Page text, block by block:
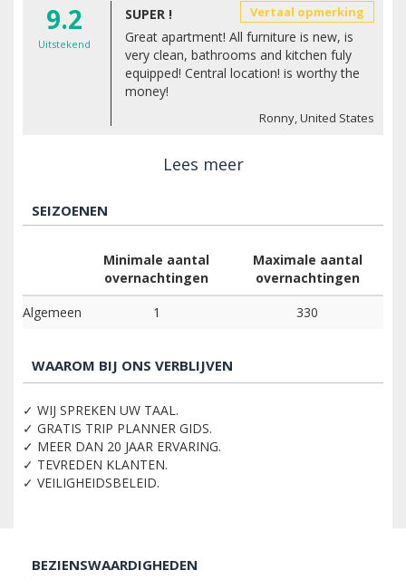
9.2
Uitstekend
SUPER ! Vertaal opmerking
Great apartment! All furniture is new, is
very clean, bathrooms and kitchen fuly
equipped! Central location! is worthy the
money!
Ronny, United States
Lees meer
SEIZOENEN
Minimale aantal
overnachtingen
Maximale aantal
overnachtingen
Algemeen
1 330
WAAROM BIJ ONS VERBLIJVEN
✓ WIJ SPREKEN UW TAAL.
✓ GRATIS TRIP PLANNER GIDS.
✓ MEER DAN 20 JAAR ERVARING.
✓ TEVREDEN KLANTEN.
✓ VEILIGHEIDSBELEID.
BEZIENSWAARDIGHEDEN